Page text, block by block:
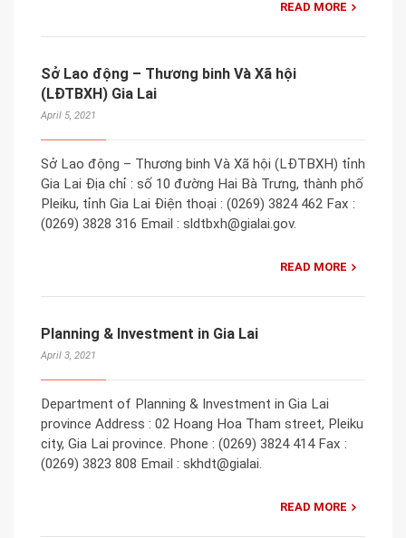
READ MORE
Sở Lao động – Thương binh Và Xã hội
(LĐTBXH) Gia Lai
April 5, 2021
Sở Lao động – Thương binh Và Xã hội (LĐTBXH) tỉnh
Gia Lai Địa chỉ : số 10 đường Hai Bà Trưng, thành phố
Pleiku, tỉnh Gia Lai Điện thoại : (0269) 3824 462 Fax :
(0269) 3828 316 Email : sldtbxh@gialai.gov.
READ MORE
Planning & Investment in Gia Lai
April 3, 2021
Department of Planning & Investment in Gia Lai
province Address : 02 Hoang Hoa Tham street, Pleiku
city, Gia Lai province. Phone : (0269) 3824 414 Fax :
(0269) 3823 808 Email : skhdt@gialai.
READ MORE